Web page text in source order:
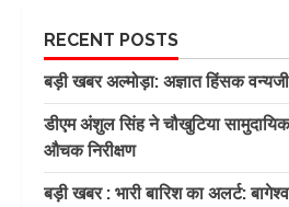
RECENT POSTS
बड़ी खबर अल्मोड़ा: अज्ञात हिंसक
डीएम अंशुल सिंह ने चौखुटिया
औचक निरीक्षण
बड़ी खबर : भारी बारिश का अलर्ट: